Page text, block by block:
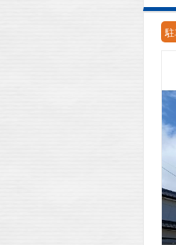
駐